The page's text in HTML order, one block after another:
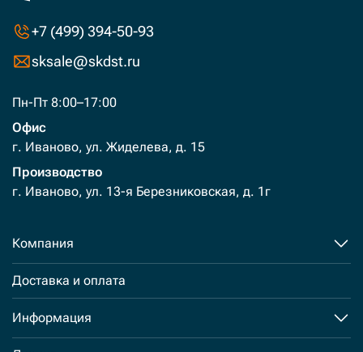
+7 (499) 394-50-93
sksale@skdst.ru
Пн-Пт 8:00–17:00
Офис
г. Иваново, ул. Жиделева, д. 15
Производство
г. Иваново, ул. 13-я Березниковская, д. 1г
Компания
Доставка и оплата
Информация